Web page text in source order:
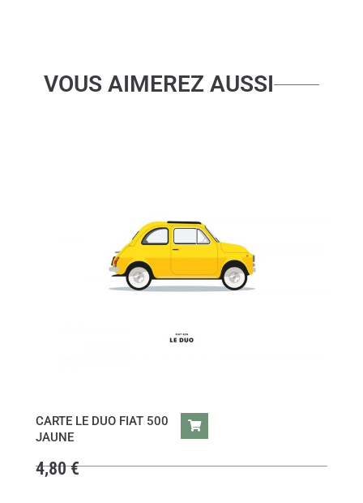
VOUS AIMEREZ AUSSI
CARTE LE DUO FIAT 500
JAUNE
4,80€